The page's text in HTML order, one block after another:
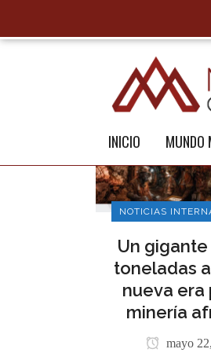
INICIO MUNDO
NOTICIAS
Un
toneladas
nueva era
minería
mayo